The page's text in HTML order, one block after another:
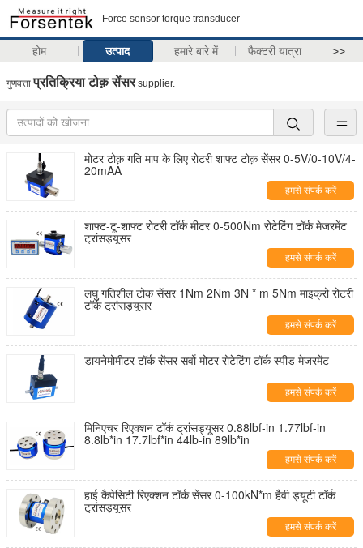
Force sensor torque transducer
होम उत्पाद हमारे बारे में फैक्टरी यात्रा >>
गुणवत्ता प्रतिक्रिया टोक़ सेंसरsupplier.
मोटर टोक़ गति माप के लिए रोटरी शाफ्ट टोक़ सेंसर 0-5V/0-10V/4-
20mAA
हमसे संपर्क करें
शाफ्ट-टू-शाफ्ट रोटरी टॉर्क मीटर 0-500Nm रोटेटिंग टॉर्क मेजरमेंट
ट्रांसड्यूसर
हमसे संपर्क करें
लघु गतिशील टोक़ सेंसर 1Nm 2Nm 3N * m 5Nm माइक्रो रोटरी
टॉर्क ट्रांसड्यूसर
हमसे संपर्क करें
डायनेमोमीटर टॉर्क सेंसर सर्वो मोटर रोटेटिंग टॉर्क स्पीड मेजरमेंट
हमसे संपर्क करें
मिनिएचर रिएक्शन टॉर्क ट्रांसड्यूसर 0.88lbf-in 1.77lbf-in
8.8lb*in 17.7lbf*in 44lb-in 89lb*in
हमसे संपर्क करें
हाई कैपेसिटी रिएक्शन टॉर्क सेंसर 0-100kN*m हैवी ड्यूटी टॉर्क
ट्रांसड्यूसर
हमसे संपर्क करें